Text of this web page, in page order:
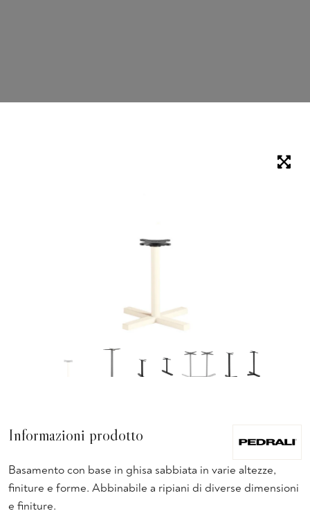
Informazioni prodotto
Basamento con base in ghisa sabbiata in varie altezze,
finiture e forme. Abbinabile a ripiani di diverse dimensioni
e finiture.